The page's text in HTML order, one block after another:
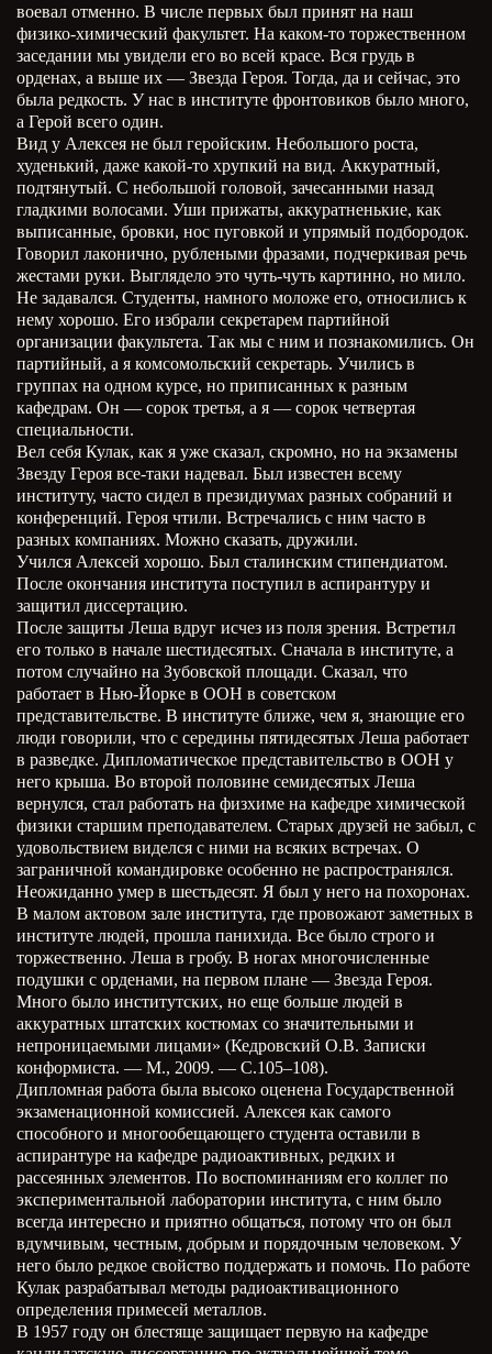
воевал отменно. В числе первых был принят на наш
физико-химический факультет. На каком-то торжественном
заседании мы увидели его во всей красе. Вся грудь в
орденах, а выше их — Звезда Героя. Тогда, да и сейчас, это
была редкость. У нас в институте фронтовиков было много,
а Герой всего один.
Вид у Алексея не был геройским. Небольшого роста,
худенький, даже какой-то хрупкий на вид. Аккуратный,
подтянутый. С небольшой головой, зачесанными назад
гладкими волосами. Уши прижаты, аккуратненькие, как
выписанные, бровки, нос пуговкой и упрямый подбородок.
Говорил лаконично, рублеными фразами, подчеркивая речь
жестами руки. Выглядело это чуть-чуть картинно, но мило.
Не задавался. Студенты, намного моложе его, относились к
нему хорошо. Его избрали секретарем партийной
организации факультета. Так мы с ним и познакомились. Он
партийный, а я комсомольский секретарь. Учились в
группах на одном курсе, но приписанных к разным
кафедрам. Он — сорок третья, а я — сорок четвертая
специальности.
Вел себя Кулак, как я уже сказал, скромно, но на экзамены
Звезду Героя все-таки надевал. Был известен всему
институту, часто сидел в президиумах разных собраний и
конференций. Героя чтили. Встречались с ним часто в
разных компаниях. Можно сказать, дружили.
Учился Алексей хорошо. Был сталинским стипендиатом.
После окончания института поступил в аспирантуру и
защитил диссертацию.
После защиты Леша вдруг исчез из поля зрения. Встретил
его только в начале шестидесятых. Сначала в институте, а
потом случайно на Зубовской площади. Сказал, что
работает в Нью-Йорке в ООН в советском
представительстве. В институте ближе, чем я, знающие его
люди говорили, что с середины пятидесятых Леша работает
в разведке. Дипломатическое представительство в ООН у
него крыша. Во второй половине семидесятых Леша
вернулся, стал работать на физхиме на кафедре химической
физики старшим преподавателем. Старых друзей не забыл, с
удовольствием виделся с ними на всяких встречах. О
заграничной командировке особенно не распространялся.
Неожиданно умер в шестьдесят. Я был у него на похоронах.
В малом актовом зале института, где провожают заметных в
институте людей, прошла панихида. Все было строго и
торжественно. Леша в гробу. В ногах многочисленные
подушки с орденами, на первом плане — Звезда Героя.
Много было институтских, но еще больше людей в
аккуратных штатских костюмах со значительными и
непроницаемыми лицами» (Кедровский О.В. Записки
конформиста. — М., 2009. — С.105–108).
Дипломная работа была высоко оценена Государственной
экзаменационной комиссией. Алексея как самого
способного и многообещающего студента оставили в
аспирантуре на кафедре радиоактивных, редких и
рассеянных элементов. По воспоминаниям его коллег по
экспериментальной лаборатории института, с ним было
всегда интересно и приятно общаться, потому что он был
вдумчивым, честным, добрым и порядочным человеком. У
него было редкое свойство поддержать и помочь. По работе
Кулак разрабатывал методы радиоактивационного
определения примесей металлов.
В 1957 году он блестяще защищает первую на кафедре